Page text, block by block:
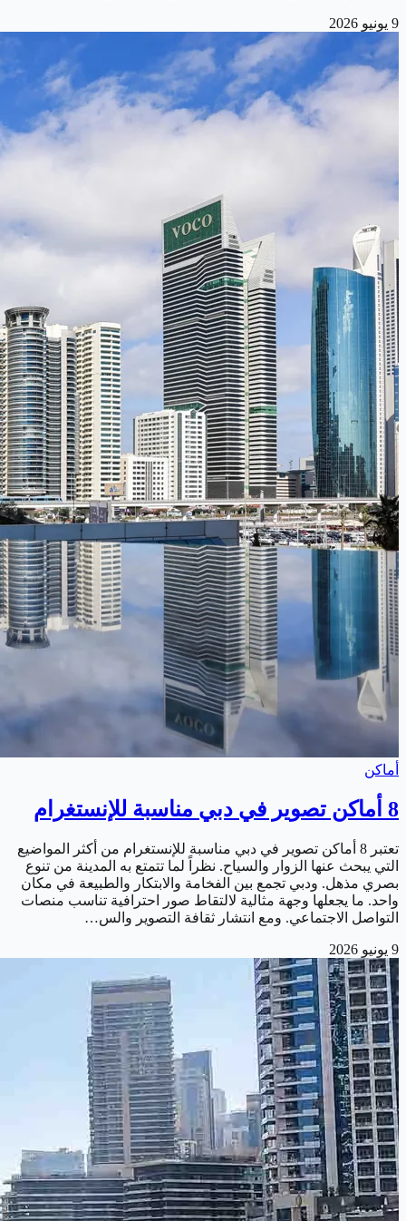
9 يونيو 2026
أماكن
8 أماكن تصوير في دبي مناسبة للإنستغرام
تعتبر 8 أماكن تصوير في دبي مناسبة للإنستغرام من أكثر المواضيع
التي يبحث عنها الزوار والسياح. نظراً لما تتمتع به المدينة من تنوع
بصري مذهل. ودبي تجمع بين الفخامة والابتكار والطبيعة في مكان
واحد. ما يجعلها وجهة مثالية لالتقاط صور احترافية تناسب منصات
التواصل الاجتماعي. ومع انتشار ثقافة التصوير والس…
9 يونيو 2026